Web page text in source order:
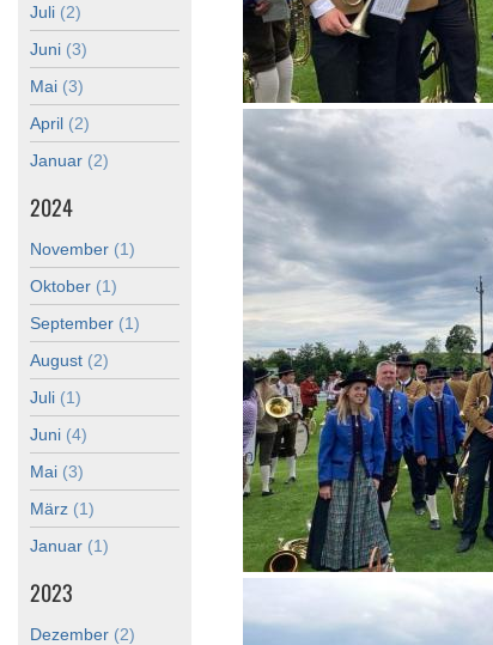
Juli (2)
Juni (3)
Mai (3)
April (2)
Januar (2)
2024
November (1)
Oktober (1)
September (1)
August (2)
Juli (1)
Juni (4)
Mai (3)
März (1)
Januar (1)
2023
Dezember (2)